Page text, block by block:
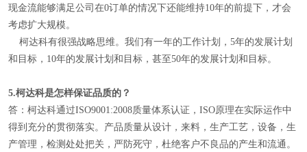
现金流能够满足公司在0订单的情况下还能维持10年的前提下，才会
考虑扩大规模。
柯达科有很强战略思维。我们有一年的工作计划，5年的发展计划
和目标，10年的发展计划和目标，甚至50年的发展计划和目标。
5.柯达科是怎样保证品质的？
答：柯达科通过ISO9001:2008质量体系认证，ISO原理在实际运作中
得到充分的贯彻落实。产品质量从设计，来料，生产工艺，设备，生
产管理，检测处处把关，严防死守，杜绝客户不良品的产生和流通。